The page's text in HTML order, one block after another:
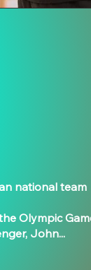
national team
Olympic
John...